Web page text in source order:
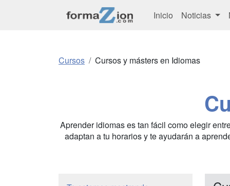
Inicio Noticias
Cursos Cursos y másters en Idiomas
Aprender idiomas es tan fácil como elegir
adaptan a tu horarios y te ayudarán a